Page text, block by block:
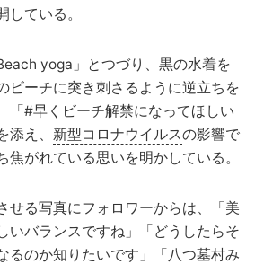
している。
yoga」とつづり、黒の水着を
ビーチに突き刺さるように逆立ちを
「#早くビーチ解禁になってほしい
え、 新型コロナウイルスの影響で
焦がれている思いを明かしている。
せる写真にフォロワーからは、「美
いバランスですね」「どうしたらそ
るのか知りたいです」「八つ墓村み